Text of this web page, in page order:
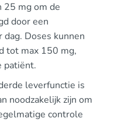
25 mg om de
door een
Doses kunnen
tot max 150 mg,
patiënt.
leverfunctie is
noodzakelijk zijn om
controle